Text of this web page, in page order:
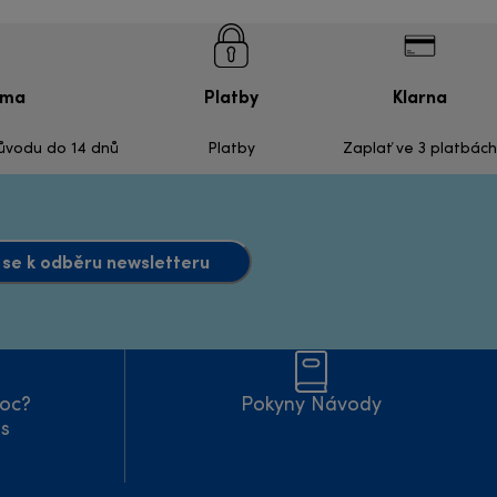
do 14 dnů
Platby
Platby
Klarna
Zaplať ve 3 platbách
k odběru newsletteru
Pokyny Návody